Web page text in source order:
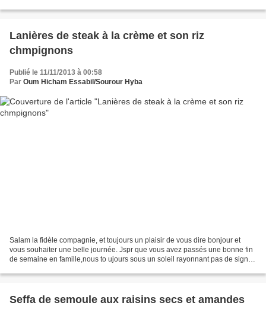
Lanières de steak à la crème et son riz
chmpignons
Publié le 11/11/2013 à 00:58
Par Oum Hicham Essabil/Sourour Hyba
Salam la fidèle compagnie, et toujours un plaisir de vous dire bonjour et
vous souhaiter une belle journée. Jspr que vous avez passés une bonne fin
de semaine en famille,nous to ujours sous un soleil rayonnant pas de signe
Seffa de semoule aux raisins secs et amandes